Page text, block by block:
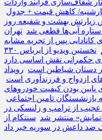
شفاف‌سازی فرایند واردات
کاهش قیمت + جدول
زیارتش بهشت و شفیعه روز
آبی‌ها قطعی شد تهران
کانادایی پس از تجربه‌ مشابه
نخستین ویدیو از ایرباس ۳۳۰
حکمرانی نقش اساسی دارد
در دستان شیاطین است رویداد
ازدواج و فرزندآوری است
بودن کیفیت خودروهای
تامین اجتماعی
عجیب از ترامپ و زلنسکی در
منتشر شد سنتکام از